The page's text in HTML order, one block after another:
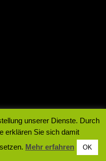
unserer Dienste. Durch
erklären Sie sich damit
Mehr erfahren OK